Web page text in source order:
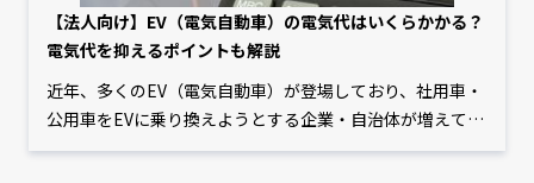
【法人向け】EV（電気自動車）の電気代はいくらかかる？
電気代を抑えるポイントも解説
近年、多くのEV（電気自動車）が登場しており、社用車・
公用車をEVに乗り換えようとする企業・自治体が増えてい
ます。しかし、「導入後の電気代がどうなるかよくわから